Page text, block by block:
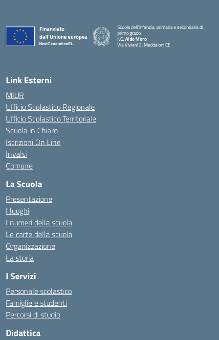
Scuola dell’infanzia, primaria e secondaria di
primo grado
I.C. Aldo Moro
Via Viviani 2, Maddaloni CE
Link Esterni
MIUR
Ufficio Scolastico Regionale
Ufficio Scolastico Territoriale
Scuola in Chiaro
Iscrizioni On Line
Invalsi
Comune
La Scuola
Presentazione
I luoghi
I numeri della scuola
Le carte della scuola
Organizzazione
La storia
I Servizi
Personale scolastico
Famiglie e studenti
Percorsi di studio
Didattica